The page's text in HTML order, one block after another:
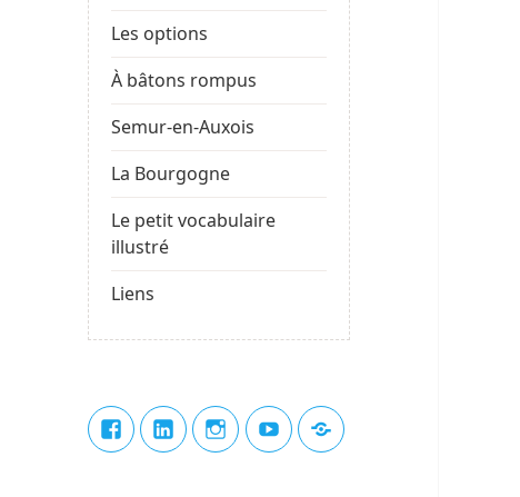
Les options
À bâtons rompus
Semur-en-Auxois
La Bourgogne
Le petit vocabulaire
illustré
Liens
Élément
de
Élément
de
Élément
de
Élément
de
Élément
du